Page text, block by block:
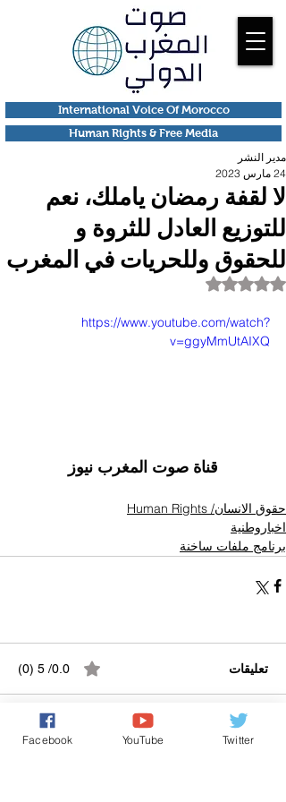
Human Rights & Free Media
International Voice Of Morocco
لا لقفة رمضان ياملك، نعم
للتوزيع العادل للثروة و
للحقوق وللحريات في المغرب
مدير النشر
24 مارس 2023
تم التقييم بـ ليس رقمًا من أصل 5 نجوم.
https://www.youtube.com/watch?
v=ggyMmUtAIXQ
قناة صوت المغرب نيوز
حقوق الانسان/ Human Rights
اخباروطنية
برنامج ملفات ساخنة
تعليقات 0.0/ 5 (0)
التعليق والتقييم... Facebook YouTube Twitter